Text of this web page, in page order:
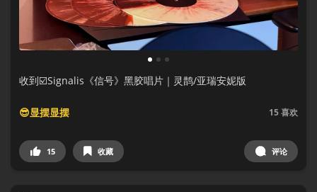
1 2 3
收到☑️Signalis《信号》黑胶唱片｜灵鹊/亚瑞安妮版
😎显摆显摆 15喜欢
15 收藏 评论